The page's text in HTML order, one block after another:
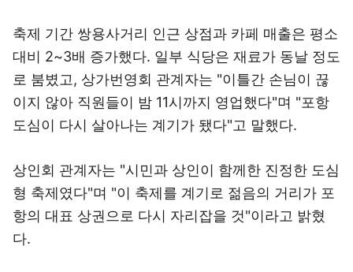
축제 기간 쌍용사거리 인근 상점과 카페 매출은 평소
대비 2~3배 증가했다. 일부 식당은 재료가 동날 정도
로 붐볐고, 상가번영회 관계자는 "이틀간 손님이 끊
이지 않아 직원들이 밤 11시까지 영업했다"며 "포항
도심이 다시 살아나는 계기가 됐다"고 말했다.
상인회 관계자는 "시민과 상인이 함께한 진정한 도심
형 축제였다"며 "이 축제를 계기로 젊음의 거리가 포
항의 대표 상권으로 다시 자리잡을 것"이라고 밝혔
다.